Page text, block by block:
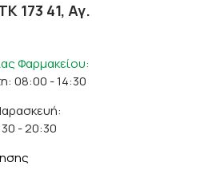
173 41, Αγ.
Φαρμακείου:
08:00 - 14:30
- 20:30